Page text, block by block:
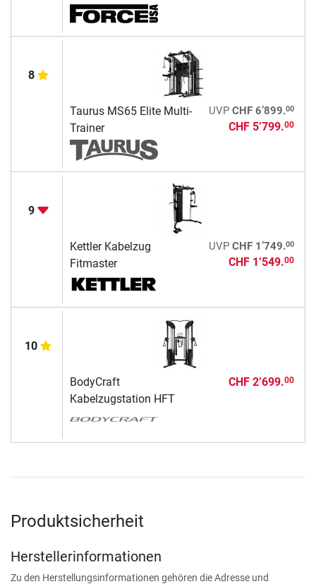
8
Taurus MS65 Elite Multi-
Trainer
UVP CHF 6’899.00
CHF 5’799.00
9
Kettler Kabelzug
Fitmaster
UVP CHF 1’749.00
CHF 1’549.00
10
BodyCraft
Kabelzugstation HFT
CHF 2’699.00
Produktsicherheit
Herstellerinformationen
Zu den Herstellungsinformationen gehören die Adresse und